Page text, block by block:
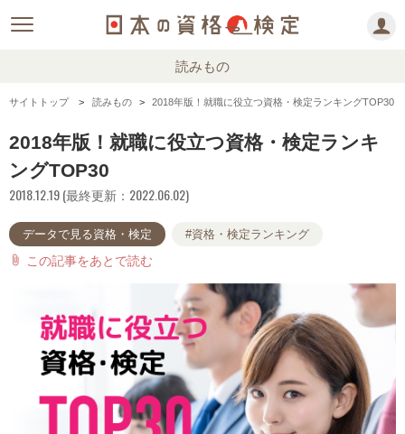
読みもの
サイトトップ 読みもの 2018年版！就職に役立つ資格・検定ランキングTOP30
2018年版！就職に役立つ資格・検定ランキ
ングTOP30
2018.12.19 (最終更新：2022.06.02)
データで見る資格・検定 #資格・検定ランキング
attach_file この記事をあとで読む